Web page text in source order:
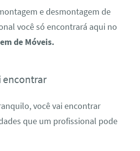
e desmontagem de
você só encontrará aqui no
de Móveis.
encontrar
você vai encontrar
que um profissional pode